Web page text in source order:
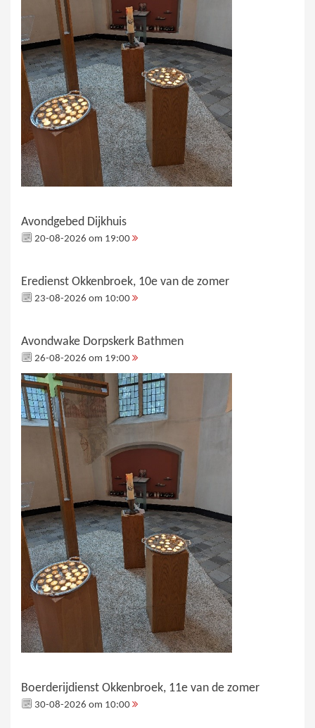
Avondgebed Dijkhuis
20-08-2026 om 19:00
Eredienst Okkenbroek, 10e van de zomer
23-08-2026 om 10:00
Avondwake Dorpskerk Bathmen
26-08-2026 om 19:00
Boerderijdienst Okkenbroek, 11e van de zomer
30-08-2026 om 10:00